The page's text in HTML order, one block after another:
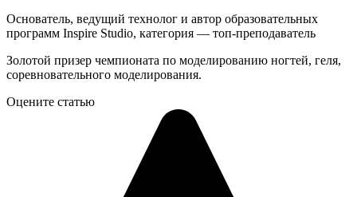
Основатель, ведущий технолог и автор образовательных
программ Inspire Studio, категория — топ-преподаватель
Золотой призер чемпионата по моделированию ногтей, геля,
соревновательного моделирования.
Оцените статью